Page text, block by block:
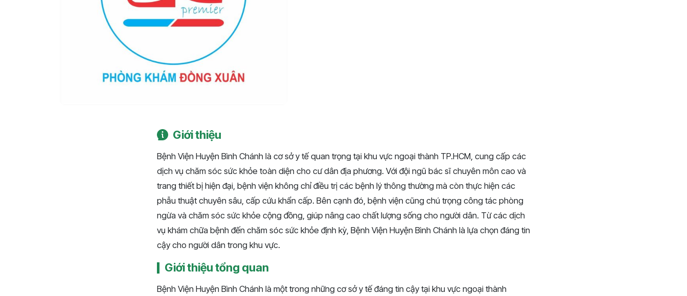
Giới thiệu
Bệnh Viện Huyện Bình Chánh là cơ sở y tế quan trọng tại khu vực ngoại thành TP.HCM, cung cấp các
dịch vụ chăm sóc sức khỏe toàn diện cho cư dân địa phương. Với đội ngũ bác sĩ chuyên môn cao và
trang thiết bị hiện đại, bệnh viện không chỉ điều trị các bệnh lý thông thường mà còn thực hiện các
phẫu thuật chuyên sâu, cấp cứu khẩn cấp. Bên cạnh đó, bệnh viện cũng chú trọng công tác phòng
ngừa và chăm sóc sức khỏe cộng đồng, giúp nâng cao chất lượng sống cho người dân. Từ các dịch
vụ khám chữa bệnh đến chăm sóc sức khỏe định kỳ, Bệnh Viện Huyện Bình Chánh là lựa chọn đáng tin
cậy cho người dân trong khu vực.
Giới thiệu tổng quan
Bệnh Viện Huyện Bình Chánh là một trong những cơ sở y tế đáng tin cậy tại khu vực ngoại thành